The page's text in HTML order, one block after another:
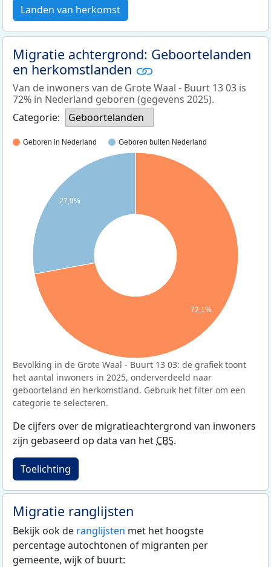
Landen van herkomst
Migratie achtergrond: Geboortelanden
en herkomstlanden
Van de inwoners van de Grote Waal - Buurt 13 03 is
72% in Nederland geboren (gegevens 2025).
Categorie:
Geboortelanden
Geboren in Nederland Geboren buiten Nederland
27,9%
72,1%
Bevolking in de Grote Waal - Buurt 13 03: de grafiek toont
het aantal inwoners in 2025, onderverdeeld naar
geboorteland en herkomstland. Gebruik het filter om een
categorie te selecteren.
De cijfers over de migratieachtergrond van inwoners
zijn gebaseerd op data van het CBS.
Toelichting
Migratie ranglijsten
Bekijk ook de ranglijsten met het hoogste
percentage autochtonen of migranten per
gemeente, wijk of buurt: